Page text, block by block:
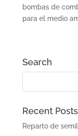
bombas de
para el medio
Search
Recent Posts
Reparto de